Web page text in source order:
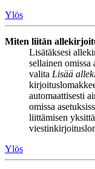
Ylös
Miten liitän
Lisätäksesi
sellainen omissa
valita Lisää
automaattisesti
omissa
liittämisen
Ylös